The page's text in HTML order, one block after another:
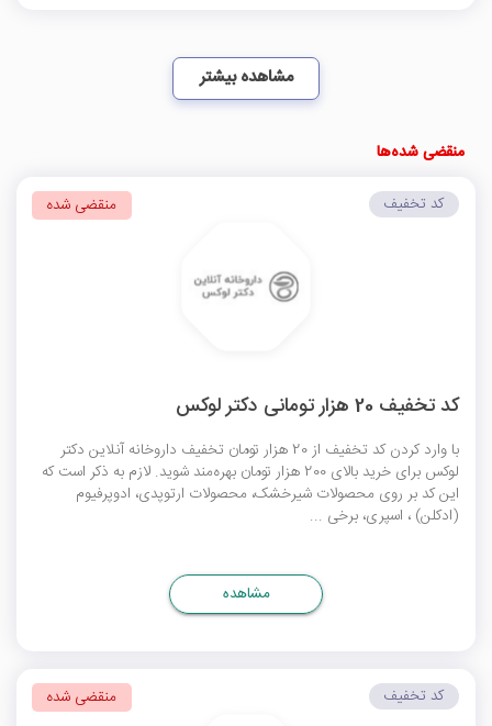
مشاهده بیشتر
منقضی شده‌ها
کد تخفیف 20 هزار تومانی دکتر لوکس
با وارد کردن کد تخفیف از 20 هزار تومان تخفیف داروخانه آنلاین دکتر
لوکس برای خرید بالای 200 هزار تومان بهره‌مند شوید. لازم به ذکر است که
این کد بر روی محصولات شیرخشک، محصولات ارتوپدی، ادوپرفیوم
(ادکلن) ، اسپری، برخی ...
کد تخفیف منقضی شده
مشاهده
کد تخفیف منقضی شده